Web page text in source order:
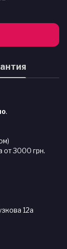
.
от 3000 грн.
12а